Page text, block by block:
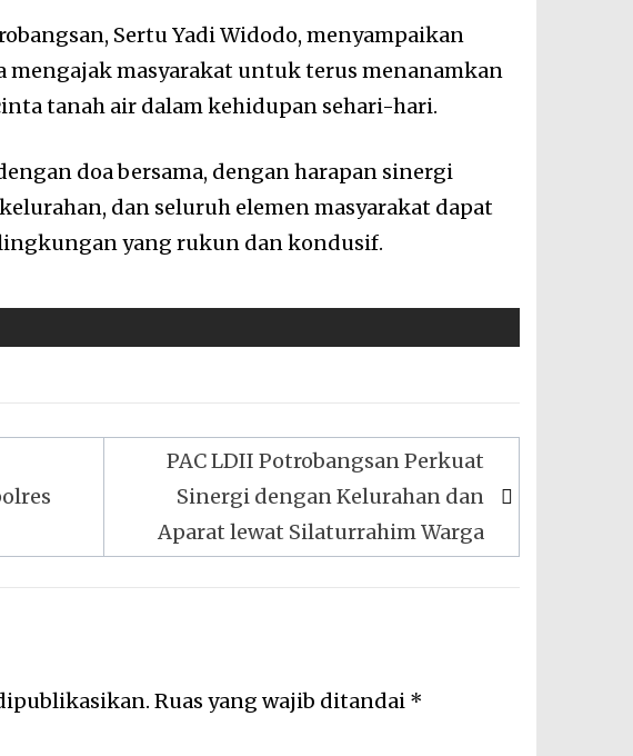
Sertu Yadi Widodo, menyampaikan
mengajak masyarakat untuk terus menanamkan
tanah air dalam kehidupan sehari-hari.
doa bersama, dengan harapan sinergi
dan seluruh elemen masyarakat dapat
yang rukun dan kondusif.
PAC LDII Potrobangsan Perkuat
Sinergi dengan Kelurahan dan
Aparat lewat Silaturrahim Warga
Ruas yang wajib ditandai *